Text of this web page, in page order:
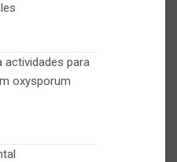
actividades para
oxysporum